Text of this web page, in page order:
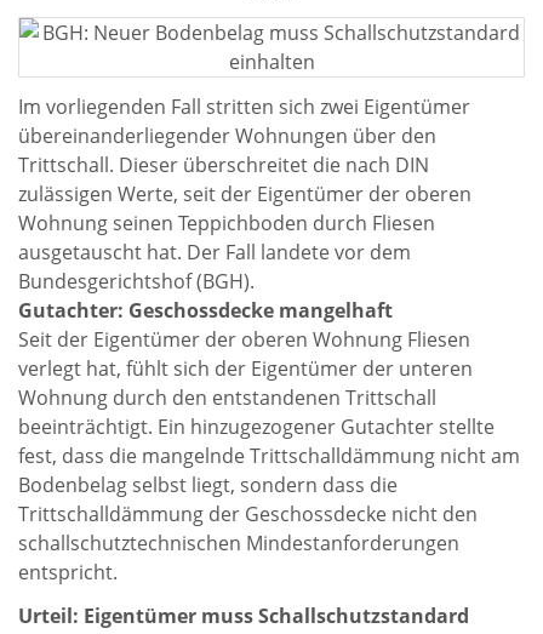
Im vorliegenden Fall stritten sich zwei Eigentümer
übereinanderliegender Wohnungen über den
Trittschall. Dieser überschreitet die nach DIN
zulässigen Werte, seit der Eigentümer der oberen
Wohnung seinen Teppichboden durch Fliesen
ausgetauscht hat. Der Fall landete vor dem
Bundesgerichtshof (BGH).
Gutachter: Geschossdecke mangelhaft
Seit der Eigentümer der oberen Wohnung Fliesen
verlegt hat, fühlt sich der Eigentümer der unteren
Wohnung durch den entstandenen Trittschall
beeinträchtigt. Ein hinzugezogener Gutachter stellte
fest, dass die mangelnde Trittschalldämmung nicht am
Bodenbelag selbst liegt, sondern dass die
Trittschalldämmung der Geschossdecke nicht den
schallschutztechnischen Mindestanforderungen
entspricht.
Urteil: Eigentümer muss Schallschutzstandard